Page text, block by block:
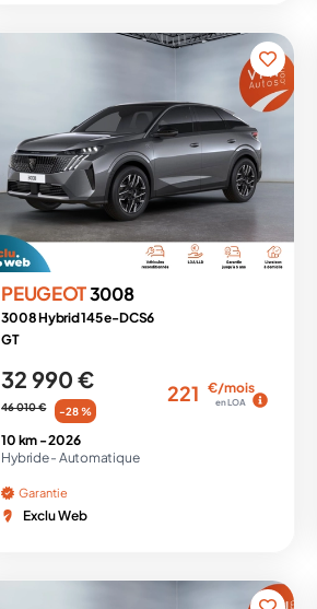
PEUGEOT3008
3008 Hybrid 145 e-DCS6
GT
32 990 €
46 010 € -28 %
221 €/mois
en LOA
10 km -2026
Hybride - Automatique
Garantie
Exclu Web